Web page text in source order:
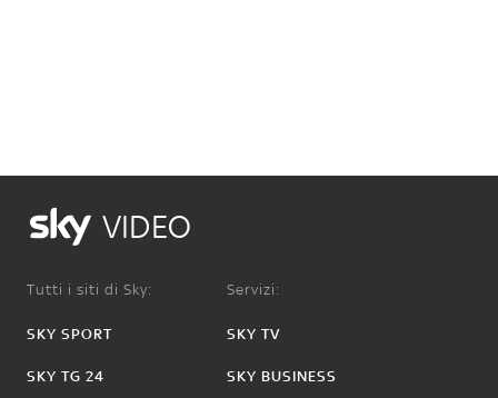
VIDEO
Tutti i siti di Sky:
SKY SPORT
SKY TG 24
Servizi:
SKY TV
SKY BUSINESS